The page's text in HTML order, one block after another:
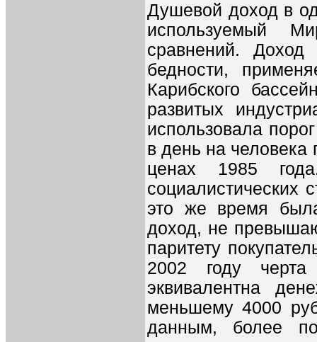
Душевой доход в
используемый
сравнений.
бедности,
Карибского
развитых
использовала
в день на человека
ценах 1985
социалистических
это же время
доход, не
паритету
2002 году
эквивалентна
меньшему 4000
данным, более